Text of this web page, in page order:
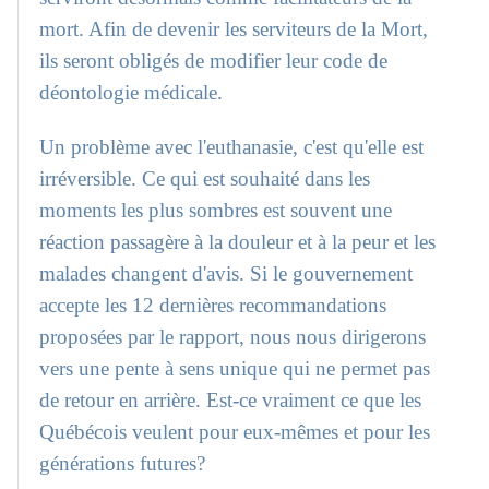
mort. Afin de devenir les serviteurs de la Mort,
ils seront obligés de modifier leur code de
déontologie médicale.
Un problème avec l'euthanasie, c'est qu'elle est
irréversible. Ce qui est souhaité dans les
moments les plus sombres est souvent une
réaction passagère à la douleur et à la peur et les
malades changent d'avis. Si le gouvernement
accepte les 12 dernières recommandations
proposées par le rapport, nous nous dirigerons
vers une pente à sens unique qui ne permet pas
de retour en arrière. Est-ce vraiment ce que les
Québécois veulent pour eux-mêmes et pour les
générations futures?